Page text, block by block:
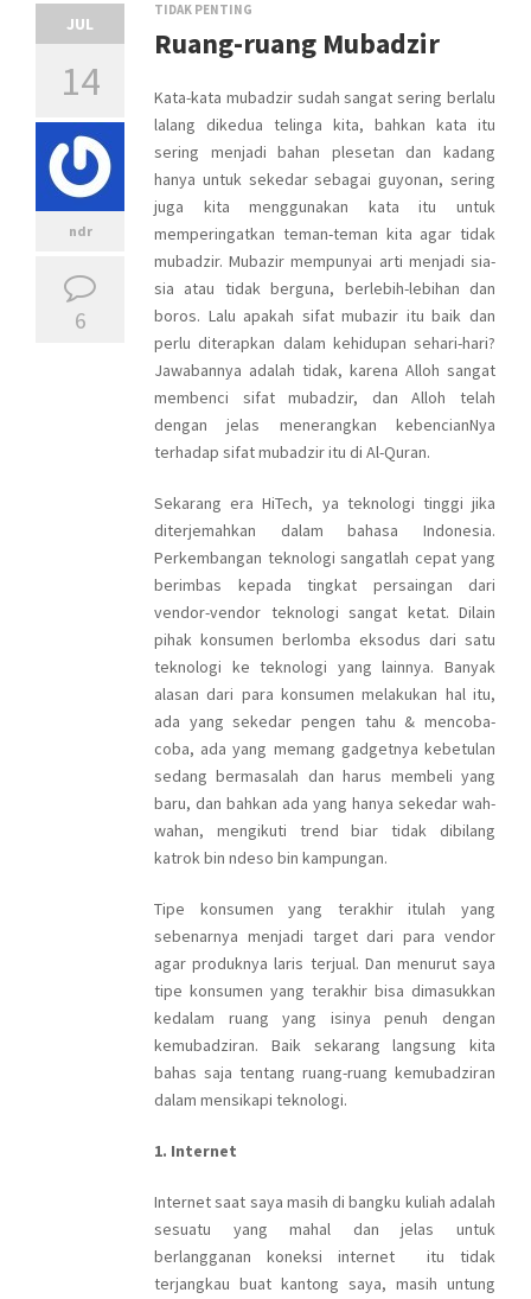
JUL
14
ndr
6
TIDAK PENTING
Ruang-ruang Mubadzir
Kata-kata mubadzir sudah sangat sering berlalu
lalang dikedua telinga kita, bahkan kata itu
sering menjadi bahan plesetan dan kadang
hanya untuk sekedar sebagai guyonan, sering
juga kita menggunakan kata itu untuk
memperingatkan teman-teman kita agar tidak
mubadzir. Mubazir mempunyai arti menjadi sia-
sia atau tidak berguna, berlebih-lebihan dan
boros. Lalu apakah sifat mubazir itu baik dan
perlu diterapkan dalam kehidupan sehari-hari?
Jawabannya adalah tidak, karena Alloh sangat
membenci sifat mubadzir, dan Alloh telah
dengan jelas menerangkan kebencianNya
terhadap sifat mubadzir itu di Al-Quran.
Sekarang era HiTech, ya teknologi tinggi jika
diterjemahkan dalam bahasa Indonesia.
Perkembangan teknologi sangatlah cepat yang
berimbas kepada tingkat persaingan dari
vendor-vendor teknologi sangat ketat. Dilain
pihak konsumen berlomba eksodus dari satu
teknologi ke teknologi yang lainnya. Banyak
alasan dari para konsumen melakukan hal itu,
ada yang sekedar pengen tahu & mencoba-
coba, ada yang memang gadgetnya kebetulan
sedang bermasalah dan harus membeli yang
baru, dan bahkan ada yang hanya sekedar wah-
wahan, mengikuti trend biar tidak dibilang
katrok bin ndeso bin kampungan.
Tipe konsumen yang terakhir itulah yang
sebenarnya menjadi target dari para vendor
agar produknya laris terjual. Dan menurut saya
tipe konsumen yang terakhir bisa dimasukkan
kedalam ruang yang isinya penuh dengan
kemubadziran. Baik sekarang langsung kita
bahas saja tentang ruang-ruang kemubadziran
dalam mensikapi teknologi.
1. Internet
Internet saat saya masih di bangku kuliah adalah
sesuatu yang mahal dan jelas untuk
berlangganan koneksi internet itu tidak
terjangkau buat kantong saya, masih untung